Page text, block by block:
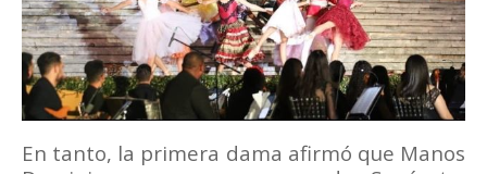
En tanto, la primera dama afirmó que Manos